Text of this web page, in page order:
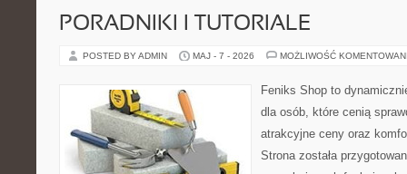
PORADNIKI I TUTORIALE
POSTED BY ADMIN MAJ - 7 - 2026 MOŻLIWOŚĆ
Feniks Shop to
dla osób, które cenią
atrakcyjne ceny oraz
Strona została